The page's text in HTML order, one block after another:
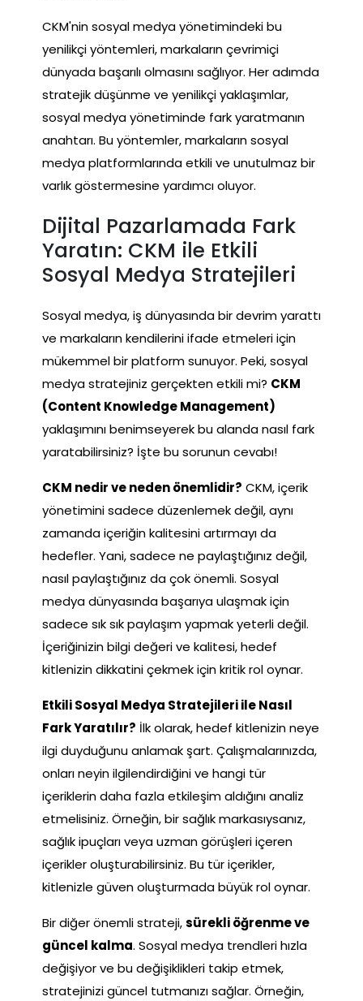
CKM'nin sosyal medya yönetimindeki bu
yenilikçi yöntemleri, markaların çevrimiçi
dünyada başarılı olmasını sağlıyor. Her adımda
stratejik düşünme ve yenilikçi yaklaşımlar,
sosyal medya yönetiminde fark yaratmanın
anahtarı. Bu yöntemler, markaların sosyal
medya platformlarında etkili ve unutulmaz bir
varlık göstermesine yardımcı oluyor.
Dijital Pazarlamada Fark
Yaratın: CKM ile Etkili
Sosyal Medya Stratejileri
Sosyal medya, iş dünyasında bir devrim yarattı
ve markaların kendilerini ifade etmeleri için
mükemmel bir platform sunuyor. Peki, sosyal
medya stratejiniz gerçekten etkili mi? CKM
(Content Knowledge Management)
yaklaşımını benimseyerek bu alanda nasıl fark
yaratabilirsiniz? İşte bu sorunun cevabı!
CKM nedir ve neden önemlidir? CKM, içerik
yönetimini sadece düzenlemek değil, aynı
zamanda içeriğin kalitesini artırmayı da
hedefler. Yani, sadece ne paylaştığınız değil,
nasıl paylaştığınız da çok önemli. Sosyal
medya dünyasında başarıya ulaşmak için
sadece sık sık paylaşım yapmak yeterli değil.
İçeriğinizin bilgi değeri ve kalitesi, hedef
kitlenizin dikkatini çekmek için kritik rol oynar.
Etkili Sosyal Medya Stratejileri ile Nasıl
Fark Yaratılır? İlk olarak, hedef kitlenizin neye
ilgi duyduğunu anlamak şart. Çalışmalarınızda,
onları neyin ilgilendirdiğini ve hangi tür
içeriklerin daha fazla etkileşim aldığını analiz
etmelisiniz. Örneğin, bir sağlık markasıysanız,
sağlık ipuçları veya uzman görüşleri içeren
içerikler oluşturabilirsiniz. Bu tür içerikler,
kitlenizle güven oluşturmada büyük rol oynar.
Bir diğer önemli strateji,sürekli öğrenme ve
güncel kalma. Sosyal medya trendleri hızla
değişiyor ve bu değişiklikleri takip etmek,
stratejinizi güncel tutmanızı sağlar. Örneğin,